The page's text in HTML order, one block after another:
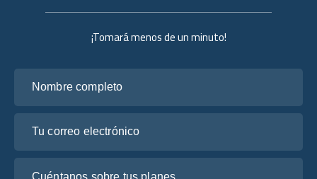
¡Tomará menos de un minuto!